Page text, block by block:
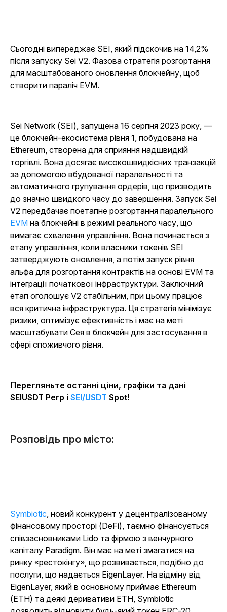
Сьогодні випереджає SEI, який підскочив на 14,2%
після запуску Sei V2. Фазова стратегія розгортання
для масштабованого оновлення блокчейну, щоб
створити параліч EVM.
Sei Network (SEI), запущена 16 серпня 2023 року, —
це блокчейн-екосистема рівня 1, побудована на
Ethereum, створена для сприяння надшвидкій
торгівлі. Вона досягає високошвидкісних транзакцій
за допомогою вбудованої паралельності та
автоматичного групування ордерів, що призводить
до значно швидкого часу до завершення. Запуск Sei
V2 передбачає поетапне розгортання паралельного
EVM на блокчейні в режимі реального часу, що
вимагає схвалення управління. Вона починається з
етапу управління, коли власники токенів SEI
затверджують оновлення, а потім запуск рівня
альфа для розгортання контрактів на основі EVM та
інтеграції початкової інфраструктури. Заключний
етап оголошує V2 стабільним, при цьому працює
вся критична інфраструктура. Ця стратегія мінімізує
ризики, оптимізує ефективність і має на меті
масштабувати Сея в блокчейн для застосування в
сфері споживчого рівня.
Перегляньте останні ціни, графіки та дані
SEIUSDT Perp і SEI/USDT Spot!
Розповідь про місто:
Symbiotic, новий конкурент у децентралізованому
фінансовому просторі (DeFi), таємно фінансується
співзасновниками Lido та фірмою з венчурного
капіталу Paradigm. Він має на меті змагатися на
ринку «рестокінгу», що розвивається, подібно до
послуги, що надається EigenLayer. На відміну від
EigenLayer, який в основному приймає Ethereum
(ETH) та деякі деривативи ETH, Symbiotic